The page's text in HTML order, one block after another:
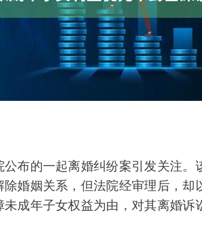
布的一起离婚纠纷案引发关注。
婚姻关系，但法院经审理后，却
成年子女权益为由，对其离婚诉